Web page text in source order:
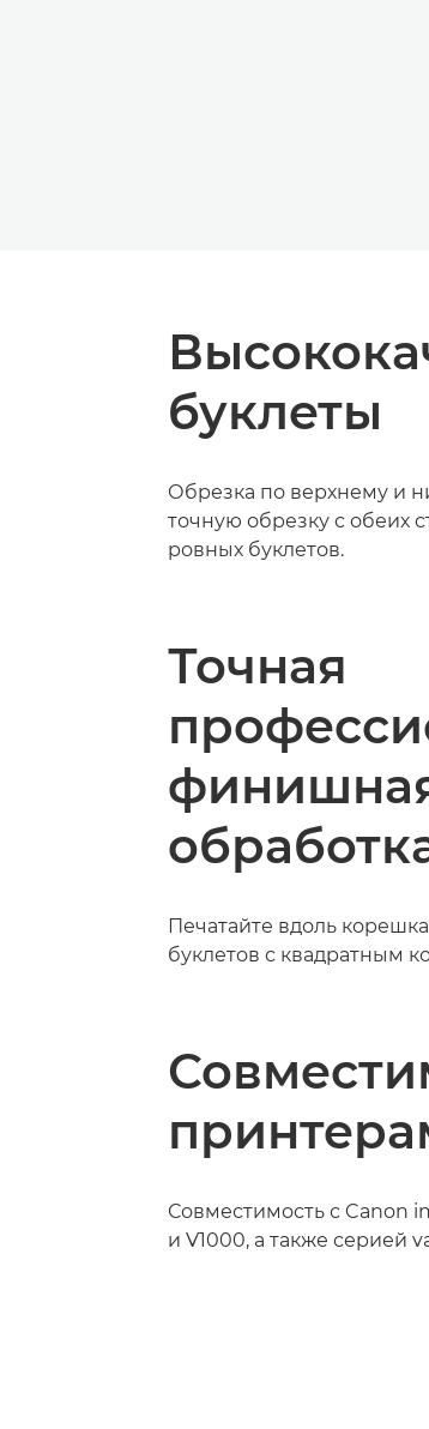
буклеты
Обрезка по верхнему и
точную обрезку с обеих
ровных буклетов.
Точная
Печатайте вдоль
буклетов с квадратным
Совместимость с Canon
и V1000, а также серией